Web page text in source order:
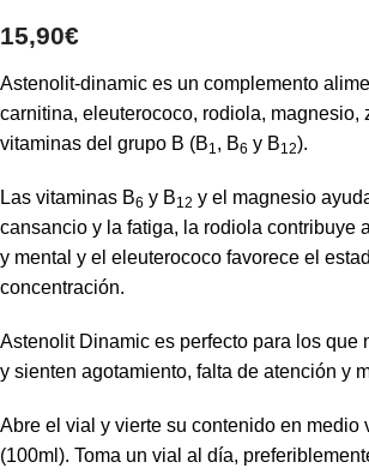
15,90€
Astenolit-dinamic es un complemento
carnitina, eleuterococo, rodiola, magnesio,
vitaminas del grupo B (B1, B6 y B12).
Las vitaminas B6 y B12 y el magnesio
cansancio y la fatiga, la rodiola contribuye
y mental y el eleuterococo favorece el
concentración.
Astenolit Dinamic es perfecto para los que
y sienten agotamiento, falta de atención y
Abre el vial y vierte su contenido en medio
(100ml). Toma un vial al día,